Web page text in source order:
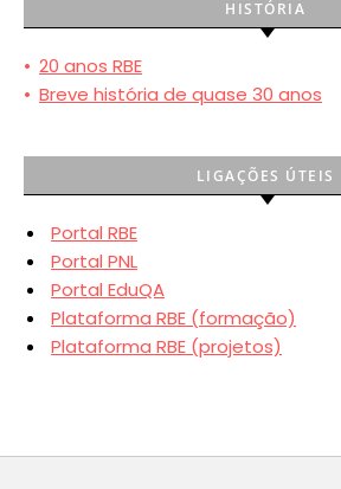
HISTÓRIA
• 20 anos RBE
• Breve história de quase 30 anos
LIGAÇÕES ÚTEIS
Portal RBE
Portal PNL
Portal EduQA
Plataforma RBE (formação)
Plataforma RBE (projetos)